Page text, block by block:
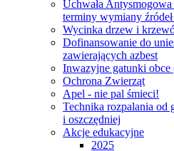
Uchwała
terminy wymiany źródeł
Wycinka drzew i
Dofinansowanie do
zawierających azbest
Inwazyjne gatunki
Ochrona Zwierząt
Apel - nie pal śmieci!
Technika rozpalania od
i oszczędniej
Akcje edukacyjne
2025